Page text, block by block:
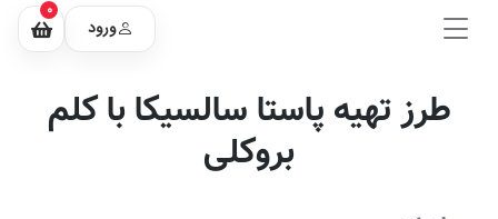
ورود
0
طرز تهیه پاستا سالسیکا با کلم
بروکلی